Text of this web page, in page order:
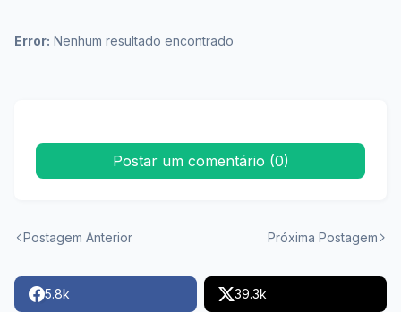
Error: Nenhum resultado encontrado
Postar um comentário (0)
Postagem Anterior Próxima Postagem
5.8k 39.3k